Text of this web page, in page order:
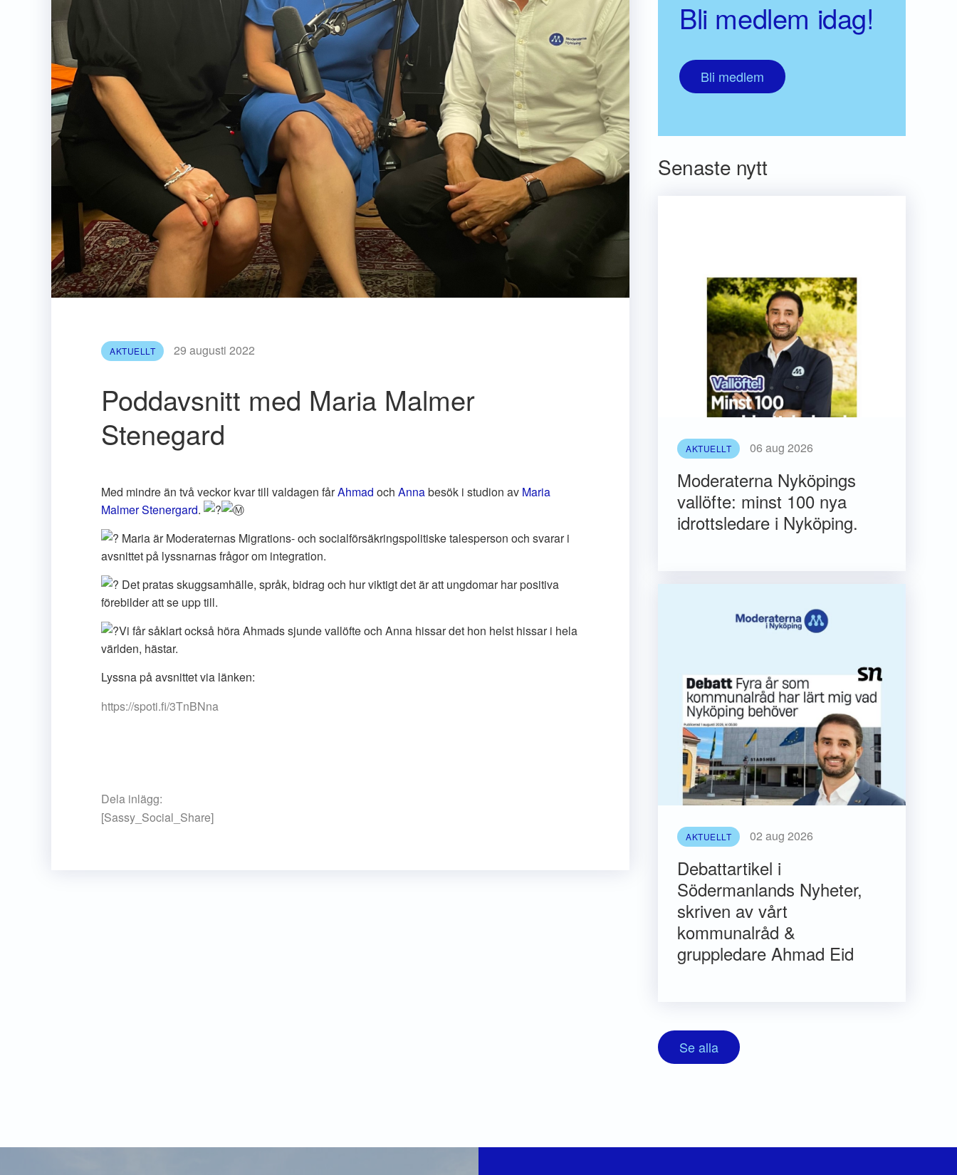
AKTUELLT 29 augusti 2022
Poddavsnitt med Maria Malmer
Stenegard
Med mindre än två veckor kvar till valdagen fårAhmad och Annabesök i studion av Maria
Malmer Stenergard.
Maria är Moderaternas Migrations- och socialförsäkringspolitiske talesperson och svarar i
avsnittet på lyssnarnas frågor om integration.
Det pratas skuggsamhälle, språk, bidrag och hur viktigt det är att ungdomar har positiva
förebilder att se upp till.
Vi får såklart också höra Ahmads sjunde vallöfte och Anna hissar det hon helst hissar i hela
världen, hästar.
Lyssna på avsnittet via länken:
https://spoti.fi/3TnBNna
Dela inlägg:
[Sassy_Social_Share]
Bli medlem idag!
Bli medlem
Senaste nytt
AKTUELLT 06 aug 2026
Moderaterna Nyköpings
vallöfte: minst 100 nya
idrottsledare i Nyköping.
AKTUELLT 02 aug 2026
Debattartikel i
Södermanlands Nyheter,
skriven av vårt
kommunalråd &
gruppledare Ahmad Eid
Se alla